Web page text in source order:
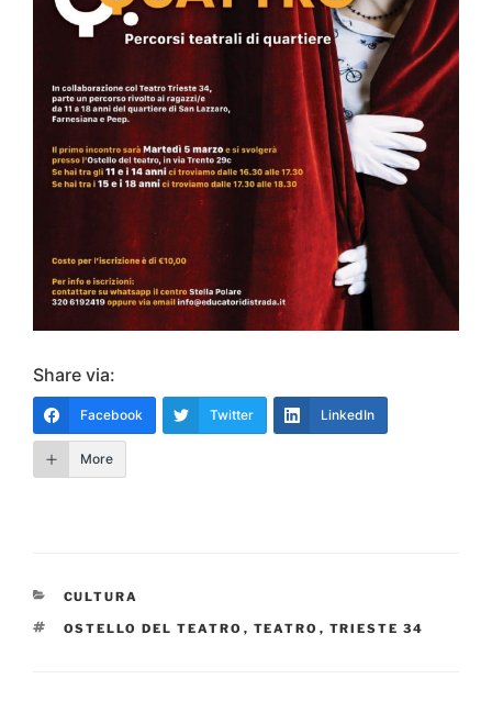
Share via:
Facebook Twitter LinkedIn
More
CATEGORIE
CULTURA
TAG
OSTELLO DEL TEATRO , TEATRO , TRIESTE 34